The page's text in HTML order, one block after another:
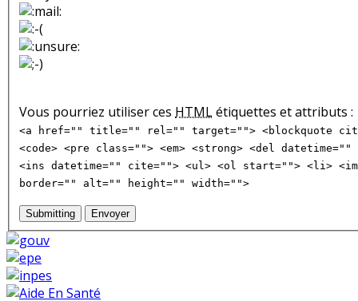
Vous pourriez utiliser ces HTMLétiquettes et attributs :
<a href="" title="" rel="" target=""> <blockquote
<code> <pre class=""> <em> <strong> <del
<ins datetime="" cite=""> <ul> <ol start=""> <li>
border="" alt="" height="" width="">
Submitting Envoyer